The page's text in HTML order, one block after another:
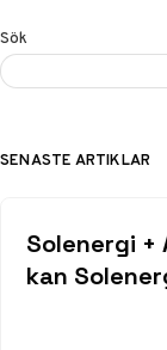
Sök
SENASTE ARTIKLAR
Solenergi +
kan